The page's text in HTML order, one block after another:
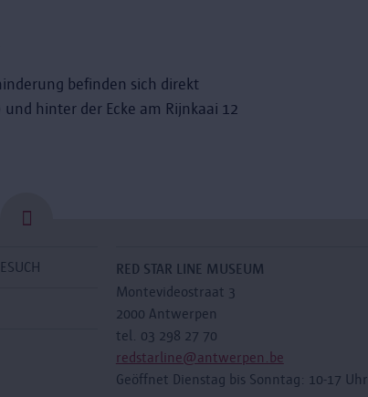
befinden sich direkt
hinter der Ecke am Rijnkaai 12
RED STAR LINE MUSEUM
Montevideostraat 3
2000 Antwerpen
tel. 03 298 27 70
redstarline@antwerpen.be
Geöffnet Dienstag bis Sonntag: 10-17 Uhr.